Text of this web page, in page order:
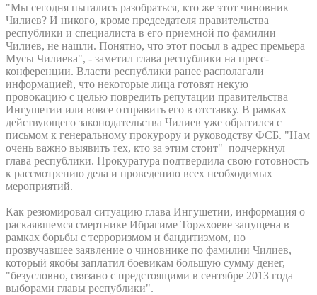
"Мы сегодня пытались разобраться, кто же этот чиновник
Чилиев? И никого, кроме председателя правительства
республики и специалиста в его приемной по фамилии
Чилиев, не нашли. Понятно, что этот посыл в адрес премьера
Мусы Чилиева", - заметил глава республики на пресс-
конференции. Власти республики ранее располагали
информацией, что некоторые лица готовят некую
провокацию с целью повредить репутации правительства
Ингушетии или вовсе отправить его в отставку. В рамках
действующего законодательства Чилиев уже обратился с
письмом к генеральному прокурору и руководству ФСБ. "Нам
очень важно выявить тех, кто за этим стоит" подчеркнул
глава республики. Прокуратура подтвердила свою готовность
к рассмотрению дела и проведению всех необходимых
мероприятий.
Как резюмировал ситуацию глава Ингушетии, информация о
раскаявшемся смертнике Ибрагиме Торжхоеве запущена в
рамках борьбы с терроризмом и бандитизмом, но
прозвучавшее заявление о чиновнике по фамилии Чилиев,
который якобы заплатил боевикам большую сумму денег,
"безусловно, связано с предстоящими в сентябре 2013 года
выборами главы республики".